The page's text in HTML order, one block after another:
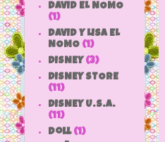
DAVID EL NOMO
(1)
DAVID Y LISA EL
NOMO (1)
DISNEY (3)
DISNEY STORE
(11)
DISNEY U.S.A.
(11)
doll (1)